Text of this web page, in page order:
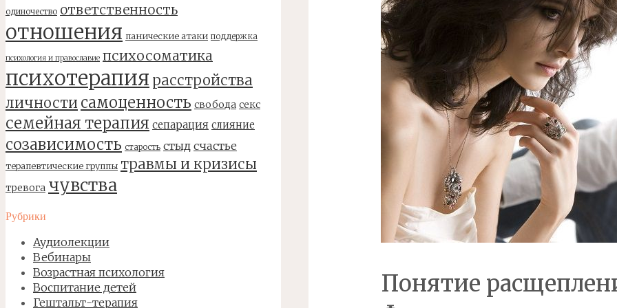
одиночество ответственность
отношения панические атаки поддержка
психология и православие психосоматика
психотерапия расстройства
личности самоценность свобода секс
семейная терапия сепарация слияние
созависимость старость стыд счастье
терапевтические группы травмы и кризисы
тревога чувства
Рубрики
Аудиолекции
Вебинары
Возрастная психология
Воспитание детей
Гештальт-терапия
Понятие